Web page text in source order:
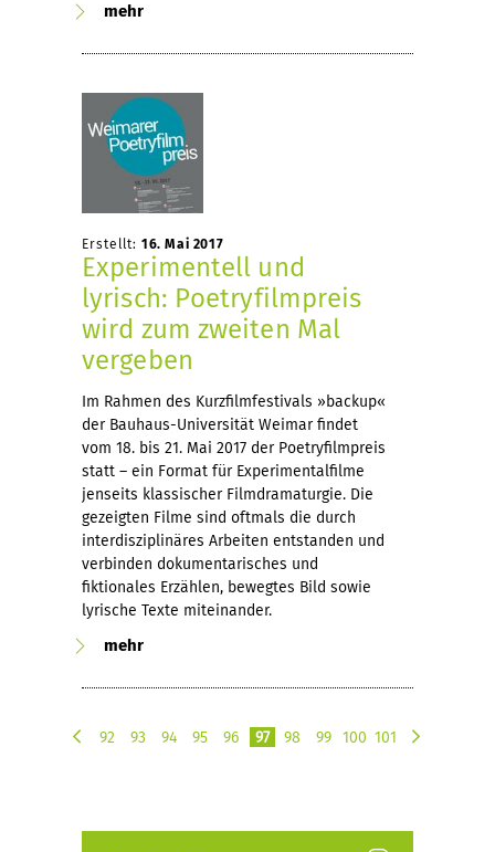
mehr
Erstellt: 16. Mai 2017
Experimentell und
lyrisch: Poetryfilmpreis
wird zum zweiten Mal
vergeben
Im Rahmen des Kurzfilmfestivals »backup«
der Bauhaus-Universität Weimar findet
vom 18. bis 21. Mai 2017 der Poetryfilmpreis
statt – ein Format für Experimentalfilme
jenseits klassischer Filmdramaturgie. Die
gezeigten Filme sind oftmals die durch
interdisziplinäres Arbeiten entstanden und
verbinden dokumentarisches und
fiktionales Erzählen, bewegtes Bild sowie
lyrische Texte miteinander.
mehr
92 93 94 95 96 97 98 99 100 101